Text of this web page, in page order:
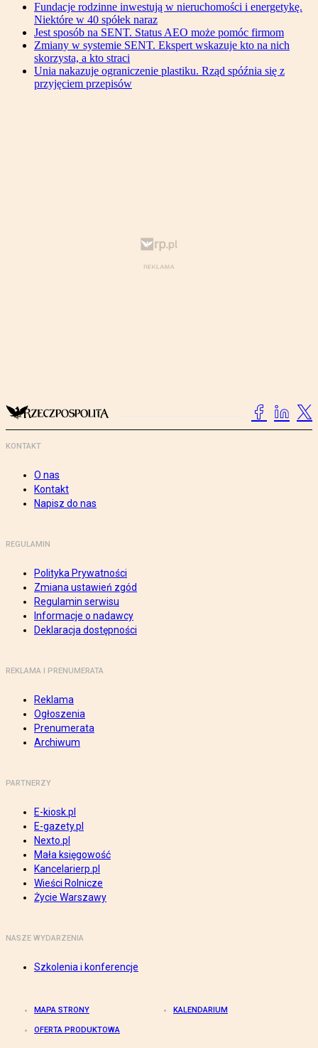
Fundacje rodzinne inwestują w nieruchomości i energetykę.
Niektóre w 40 spółek naraz
Jest sposób na SENT. Status AEO może pomóc firmom
Zmiany w systemie SENT. Ekspert wskazuje kto na nich
skorzysta, a kto straci
Unia nakazuje ograniczenie plastiku. Rząd spóźnia się z
przyjęciem przepisów
KONTAKT
O nas
Kontakt
Napisz do nas
REGULAMIN
Polityka Prywatności
Zmiana ustawień zgód
Regulamin serwisu
Informacje o nadawcy
Deklaracja dostępności
REKLAMA I PRENUMERATA
Reklama
Ogłoszenia
Prenumerata
Archiwum
PARTNERZY
E-kiosk.pl
E-gazety.pl
Nexto.pl
Mała księgowość
Kancelarierp.pl
Wieści Rolnicze
Życie Warszawy
NASZE WYDARZENIA
Szkolenia i konferencje
MAPA STRONY KALENDARIUM
OFERTA PRODUKTOWA